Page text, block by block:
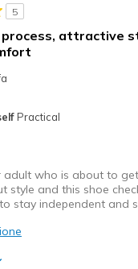
5
process, attractive
Practical
adult who is about to
style and this shoe
stay independent and